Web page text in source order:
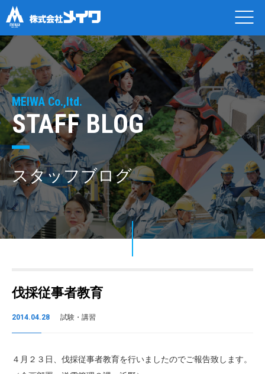
MEIWA Co.,ltd.
STAFF BLOG
スタッフブログ
伐採従事者教育
2014.04.28 試験・講習
４月２３日、伐採従事者教育を行いましたのでご報告致します。